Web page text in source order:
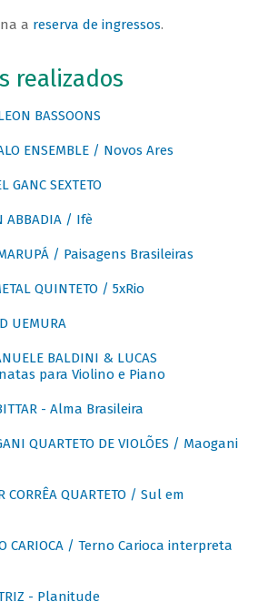
a reserva de ingressos.
realizados
BASSOONS
ENSEMBLE / Novos Ares
GANC SEXTETO
ABBADIA / Ifè
/ Paisagens Brasileiras
QUINTETO / 5xRio
UEMURA
BALDINI & LUCAS
para Violino e Piano
- Alma Brasileira
QUARTETO DE VIOLÕES / Maogani
CORRÊA QUARTETO / Sul em
CARIOCA / Terno Carioca interpreta
- Planitude